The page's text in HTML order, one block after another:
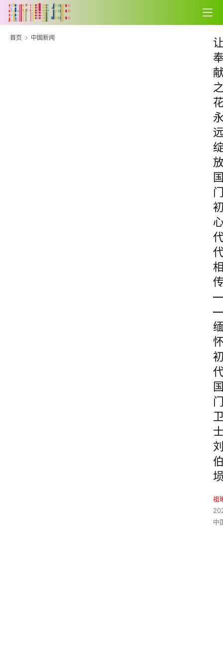
首页 中国新闻
祖
中